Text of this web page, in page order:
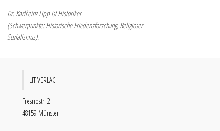
Dr. Karlheinz Lipp ist Historiker
(Schwerpunkte: Historische Friedensforschung, Religiöser
Sozialismus).
LIT VERLAG
Fresnostr. 2
48159 Münster